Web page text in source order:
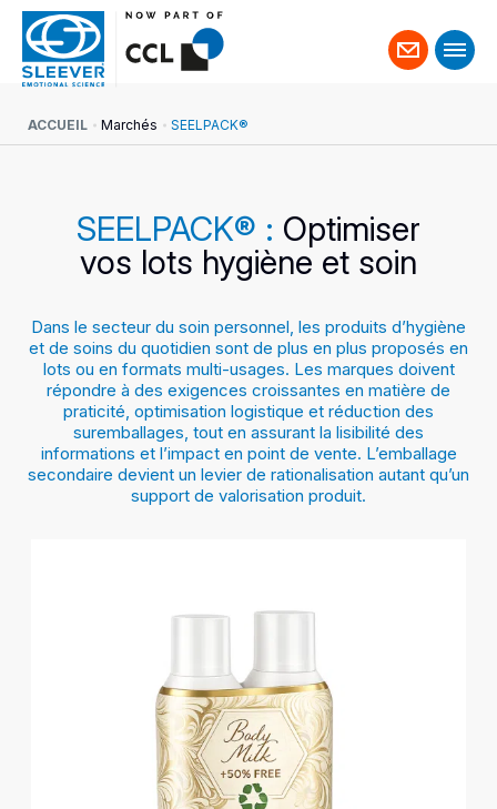
Contact
ACCUEIL Marchés SEELPACK®
SEELPACK® : Optimiser
vos lots hygiène et soin
Dans le secteur du soin personnel, les produits d’hygiène
et de soins du quotidien sont de plus en plus proposés en
lots ou en formats multi-usages. Les marques doivent
répondre à des exigences croissantes en matière de
praticité, optimisation logistique et réduction des
suremballages, tout en assurant la lisibilité des
informations et l’impact en point de vente. L’emballage
secondaire devient un levier de rationalisation autant qu’un
support de valorisation produit.